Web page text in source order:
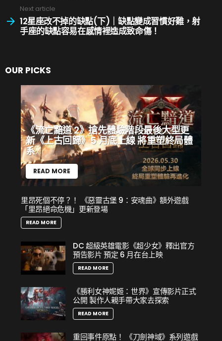
Next article
12星座改不掉的缺點(下)｜缺點變成習慣好難，射
手座的缺點容易在感情裡造成致命傷！
OUR PICKS
《流亡黯道 2》搶先體驗階段最後大型更
新《上古回歸》5 月底上線 將重塑終局體
系
READ MORE
里昂死個不停？！ 《惡靈古堡 9：安魂曲》額外遊戲
「里昂絕命危機」更新登場
READ MORE
DC 超級英雄電影《超少女》釋出官方
預告影片 預定 6 月在台上映
READ MORE
《勝利女神妮姬：世界》宣傳影片正式
公開 製作人親手帶大家去探索
READ MORE
重回事件原點！ 《刀劍神域》系列遊戲